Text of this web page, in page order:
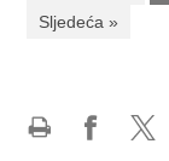
Sljedeća »